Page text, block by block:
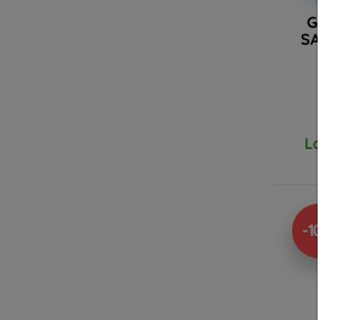
-10%